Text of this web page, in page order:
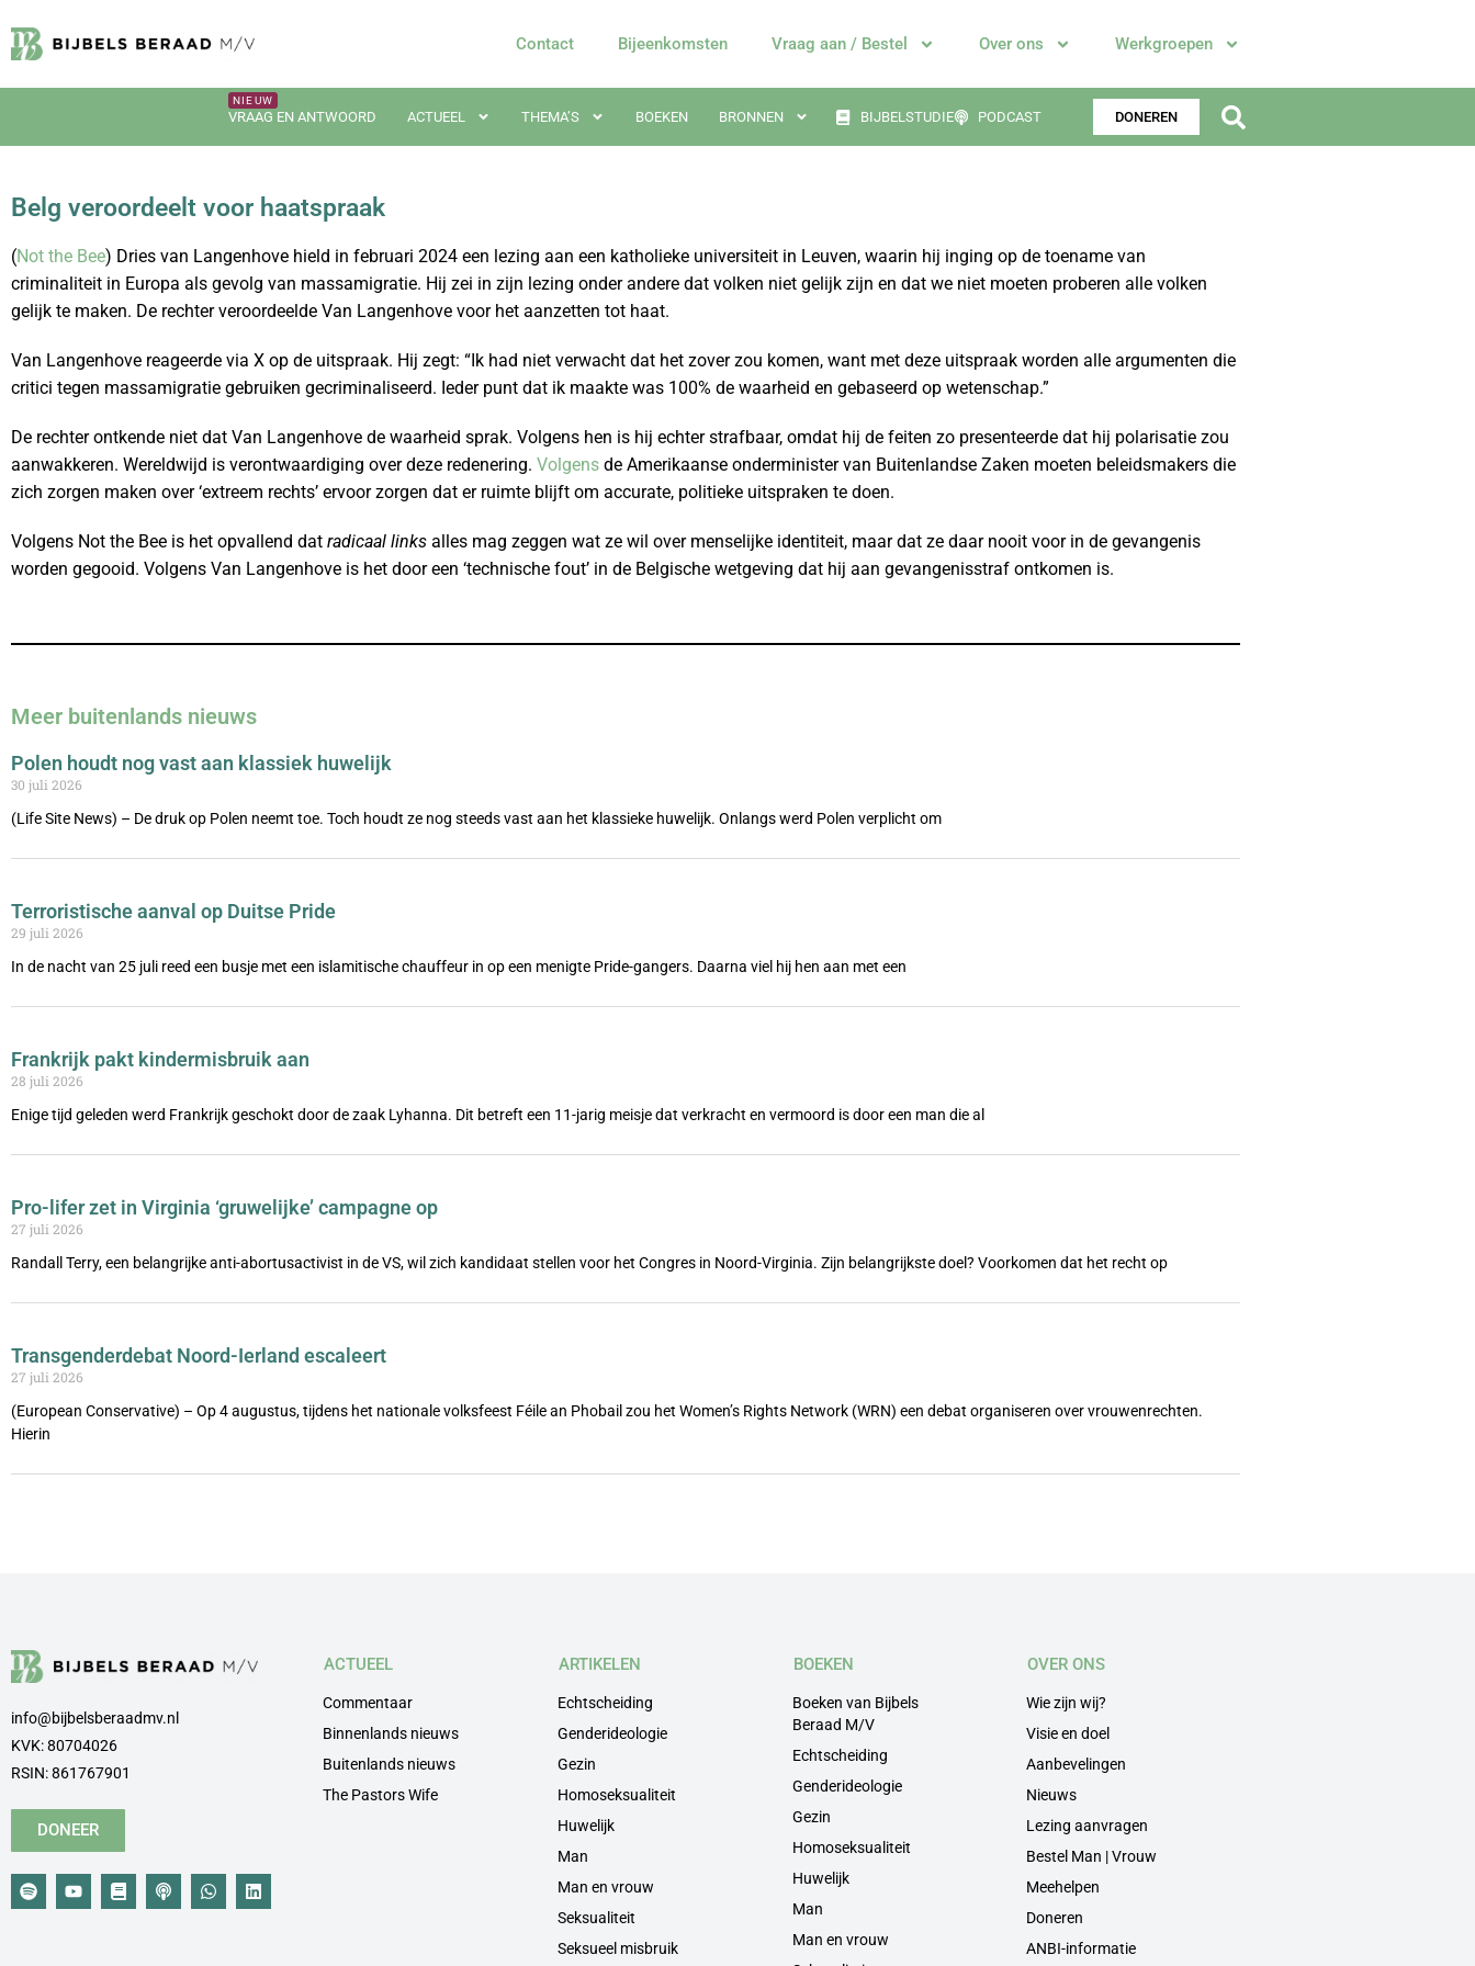
Contact Bijeenkomsten Vraag aan / Bestel Over ons Werkgroepen
VRAAG EN ANTWOORD ACTUEEL THEMA’S BOEKEN BRONNEN BIJBELSTUDIE PODCAST DONEREN
Belg veroordeelt voor haatspraak
(Not the Bee) Dries van Langenhove hield in februari 2024 een lezing aan een katholieke universiteit in Leuven, waarin hij inging op de toename van
criminaliteit in Europa als gevolg van massamigratie. Hij zei in zijn lezing onder andere dat volken niet gelijk zijn en dat we niet moeten proberen alle volken
gelijk te maken. De rechter veroordeelde Van Langenhove voor het aanzetten tot haat.
Van Langenhove reageerde via X op de uitspraak. Hij zegt: “Ik had niet verwacht dat het zover zou komen, want met deze uitspraak worden alle argumenten die
critici tegen massamigratie gebruiken gecriminaliseerd. Ieder punt dat ik maakte was 100% de waarheid en gebaseerd op wetenschap.”
De rechter ontkende niet dat Van Langenhove de waarheid sprak. Volgens hen is hij echter strafbaar, omdat hij de feiten zo presenteerde dat hij polarisatie zou
aanwakkeren. Wereldwijd is verontwaardiging over deze redenering. Volgens de Amerikaanse onderminister van Buitenlandse Zaken moeten beleidsmakers die
zich zorgen maken over ‘extreem rechts’ ervoor zorgen dat er ruimte blijft om accurate, politieke uitspraken te doen.
Volgens Not the Bee is het opvallend dat radicaal links alles mag zeggen wat ze wil over menselijke identiteit, maar dat ze daar nooit voor in de gevangenis
worden gegooid. Volgens Van Langenhove is het door een ‘technische fout’ in de Belgische wetgeving dat hij aan gevangenisstraf ontkomen is.
Meer buitenlands nieuws
Polen houdt nog vast aan klassiek huwelijk
30 juli 2026
(Life Site News) – De druk op Polen neemt toe. Toch houdt ze nog steeds vast aan het klassieke huwelijk. Onlangs werd Polen verplicht om
Terroristische aanval op Duitse Pride
29 juli 2026
In de nacht van 25 juli reed een busje met een islamitische chauffeur in op een menigte Pride-gangers. Daarna viel hij hen aan met een
Frankrijk pakt kindermisbruik aan
28 juli 2026
Enige tijd geleden werd Frankrijk geschokt door de zaak Lyhanna. Dit betreft een 11-jarig meisje dat verkracht en vermoord is door een man die al
Pro-lifer zet in Virginia ‘gruwelijke’ campagne op
27 juli 2026
Randall Terry, een belangrijke anti-abortusactivist in de VS, wil zich kandidaat stellen voor het Congres in Noord-Virginia. Zijn belangrijkste doel? Voorkomen dat het recht op
Transgenderdebat Noord-Ierland escaleert
27 juli 2026
(European Conservative) – Op 4 augustus, tijdens het nationale volksfeest Féile an Phobail zou het Women’s Rights Network (WRN) een debat organiseren over vrouwenrechten.
Hierin
info@bijbelsberaadmv.nl
KVK: 80704026
RSIN: 861767901
DONEER
ACTUEEL
Commentaar
Binnenlands nieuws
Buitenlands nieuws
The Pastors Wife
ARTIKELEN
Echtscheiding
Genderideologie
Gezin
Homoseksualiteit
Huwelijk
Man
Man en vrouw
Seksualiteit
Seksueel misbruik
BOEKEN
Boeken van Bijbels
Beraad M/V
Echtscheiding
Genderideologie
Gezin
Homoseksualiteit
Huwelijk
Man
Man en vrouw
OVER ONS
Wie zijn wij?
Visie en doel
Aanbevelingen
Nieuws
Lezing aanvragen
Bestel Man | Vrouw
Meehelpen
Doneren
ANBI-informatie